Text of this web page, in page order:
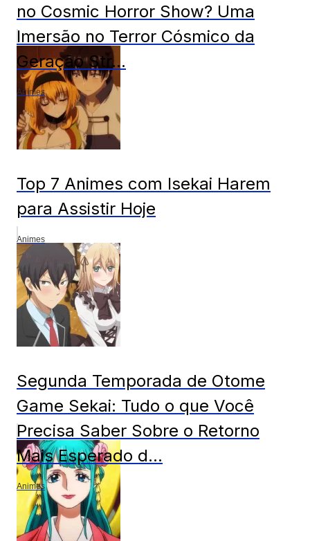
no Cosmic Horror Show? Uma
Imersão no Terror Cósmico da
Geração Str...
Animes
Top 7 Animes com Isekai Harem
para Assistir Hoje
Animes
Segunda Temporada de Otome
Game Sekai: Tudo o que Você
Precisa Saber Sobre o Retorno
Mais Esperado d...
Animes